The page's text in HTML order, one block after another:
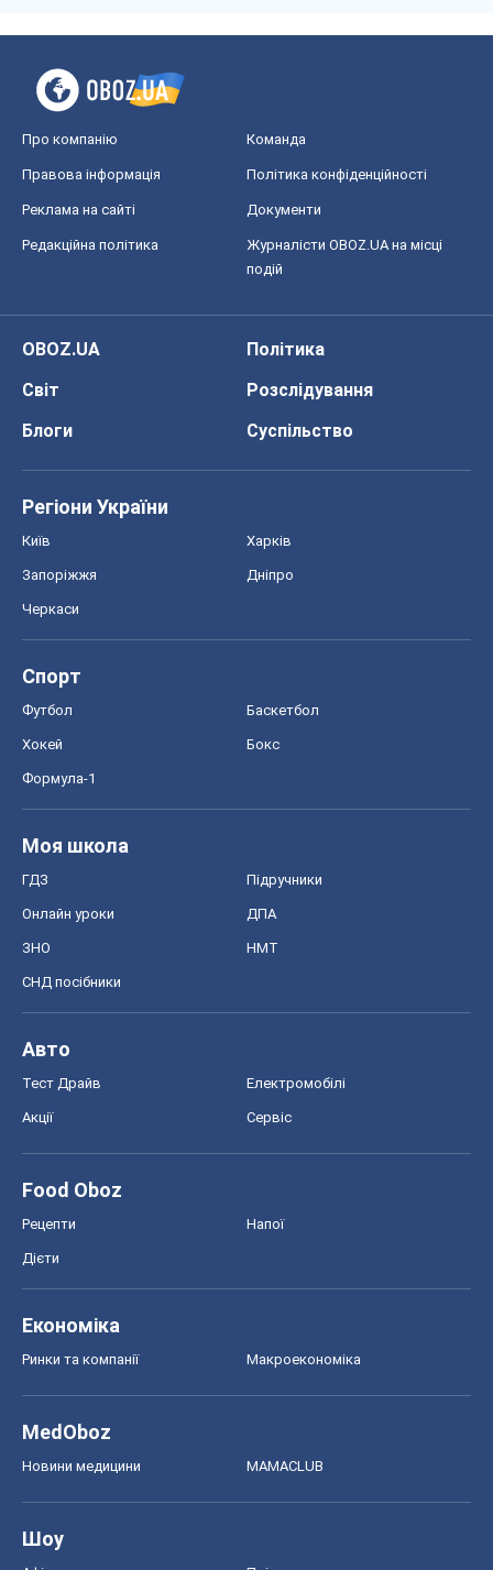
Про компанію Команда
Правова інформація Політика конфіденційності
Реклама на сайті Документи
Редакційна політика
Журналісти OBOZ.UA на місці
подій
OBOZ.UA
Політика
Світ
Розслідування
Блоги
Суспільство
Регіони України
Київ Харків
Запоріжжя Дніпро
Черкаси
Спорт
Футбол Баскетбол
Хокей Бокс
Формула-1
Моя школа
ГДЗ Підручники
Онлайн уроки ДПА
ЗНО НМТ
СНД посібники
Авто
Тест Драйв Електромобілі
Акції Сервіс
Food Oboz
Рецепти Напої
Дієти
Економіка
Ринки та компанії Макроекономіка
MedOboz
Новини медицини MAMACLUB
Шоу